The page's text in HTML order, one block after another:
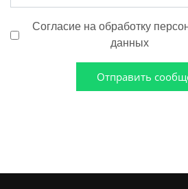
Согласие на обработку
данных
Отправить